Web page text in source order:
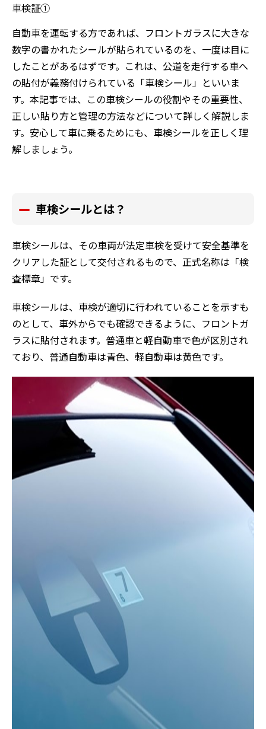
車検証①
自動車を運転する方であれば、フロントガラスに大きな
数字の書かれたシールが貼られているのを、一度は目に
したことがあるはずです。これは、公道を走行する車へ
の貼付が義務付けられている「車検シール」といいま
す。本記事では、この車検シールの役割やその重要性、
正しい貼り方と管理の方法などについて詳しく解説しま
す。安心して車に乗るためにも、車検シールを正しく理
解しましょう。
車検シールとは？
車検シールは、その車両が法定車検を受けて安全基準を
クリアした証として交付されるもので、正式名称は「検
査標章」です。
車検シールは、車検が適切に行われていることを示すも
のとして、車外からでも確認できるように、フロントガ
ラスに貼付されます。普通車と軽自動車で色が区別され
ており、普通自動車は青色、軽自動車は黄色です。